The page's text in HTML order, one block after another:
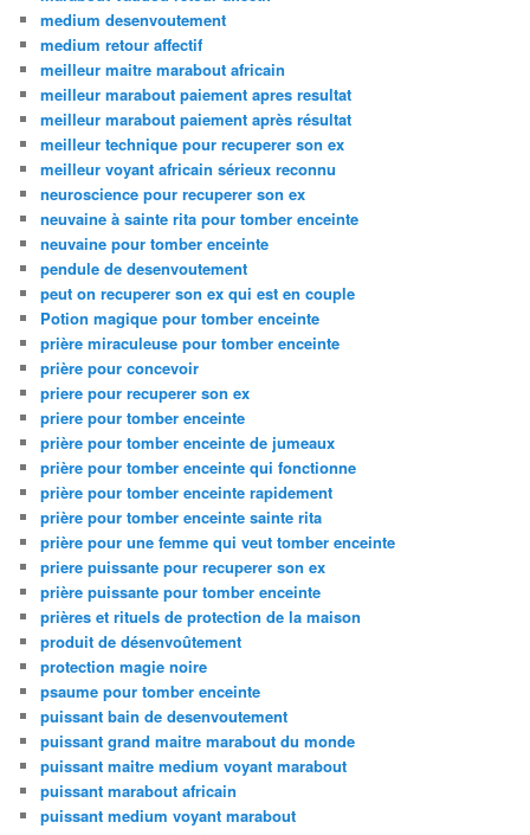
medium desenvoutement
medium retour affectif
meilleur maitre marabout africain
meilleur marabout paiement apres resultat
meilleur marabout paiement après résultat
meilleur technique pour recuperer son ex
meilleur voyant africain sérieux reconnu
neuroscience pour recuperer son ex
neuvaine à sainte rita pour tomber enceinte
neuvaine pour tomber enceinte
pendule de desenvoutement
peut on recuperer son ex qui est en couple
Potion magique pour tomber enceinte
prière miraculeuse pour tomber enceinte
prière pour concevoir
priere pour recuperer son ex
priere pour tomber enceinte
prière pour tomber enceinte de jumeaux
prière pour tomber enceinte qui fonctionne
prière pour tomber enceinte rapidement
prière pour tomber enceinte sainte rita
prière pour une femme qui veut tomber enceinte
priere puissante pour recuperer son ex
prière puissante pour tomber enceinte
prières et rituels de protection de la maison
produit de désenvoûtement
protection magie noire
psaume pour tomber enceinte
puissant bain de desenvoutement
puissant grand maitre marabout du monde
puissant maitre medium voyant marabout
puissant marabout africain
puissant medium voyant marabout